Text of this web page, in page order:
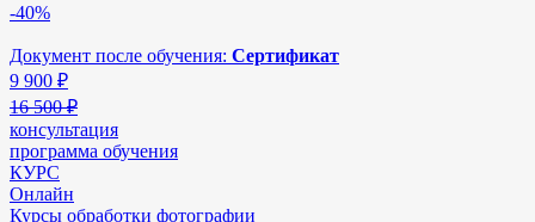
-40%
Документ после обучения: Сертификат
9 900 ₽
16 500 ₽
консультация
программа обучения
КУРС
Онлайн
Курсы обработки фотографии